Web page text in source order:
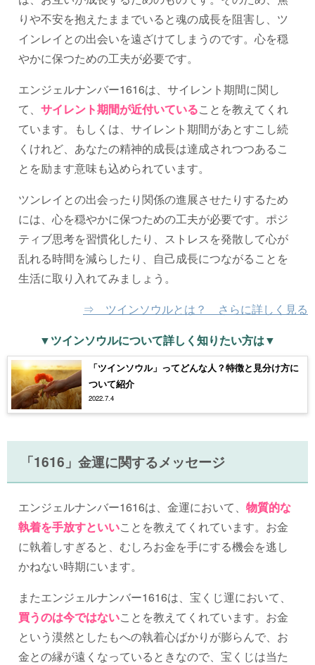
りや不安を抱えたままでいると魂の成長を阻害し、ツ
インレイとの出会いを遠ざけてしまうのです。心を穏
やかに保つための工夫が必要です。
エンジェルナンバー1616は、サイレント期間に関し
て、 サイレント期間が近付いていることを教えてくれ
ています。もしくは、サイレント期間があとすこし続
くけれど、あなたの精神的成長は達成されつつあるこ
とを励ます意味も込められています。
ツンレイとの出会ったり関係の進展させたりするため
には、心を穏やかに保つための工夫が必要です。ポジ
ティブ思考を習慣化したり、ストレスを発散して心が
乱れる時間を減らしたり、自己成長につながることを
生活に取り入れてみましょう。
⇒ ツインソウルとは？ さらに詳しく見る
▼ツインソウルについて詳しく知りたい方は▼
「ツインソウル」ってどんな人？特徴と見分け方に
ついて紹介
2022.7.4
「1616」金運に関するメッセージ
エンジェルナンバー1616は、金運において、 物質的な
執着を手放すといいことを教えてくれています。お金
に執着しすぎると、むしろお金を手にする機会を逃し
かねない時期にいます。
またエンジェルナンバー1616は、宝くじ運において、
買うのは今ではないことを教えてくれています。お金
という漠然としたもへの執着心ばかりが膨らんで、お
金との縁が遠くなっているときなので、宝くじは当た